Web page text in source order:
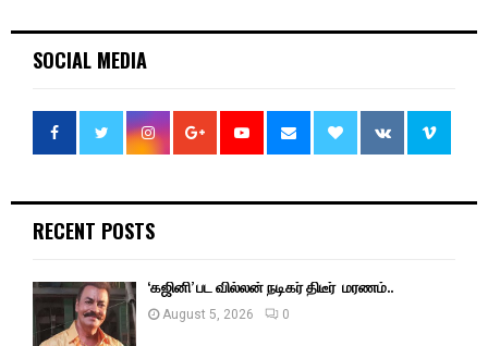
SOCIAL MEDIA
RECENT POSTS
‘கஜினி’ பட வில்லன் நடிகர் திடீர் மரணம்..
August 5, 2026 0